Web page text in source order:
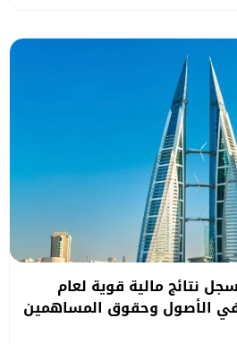
نتائج مالية قوية لعام
في الأصول وحقوق المساهمين